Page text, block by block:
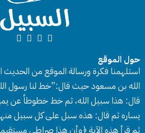
حول الموقع
استلهمنا فكرة ورسالة الموقع من الحديث
الله بن مسعود حيث قال:”خط لنا رسول
قال: هذا سبيل الله، ثم خط خطوطاً عن
يساره ثم قال: هذه سبل على كل سبيل
ثم قرأ هذه الآية ﴿وأن هذا صراطي مستقيما